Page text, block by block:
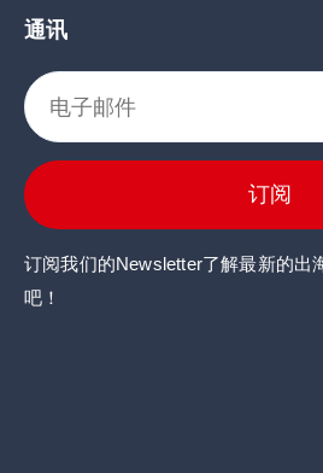
通讯
订阅
订阅我们的Newsletter了解最新的出
吧！